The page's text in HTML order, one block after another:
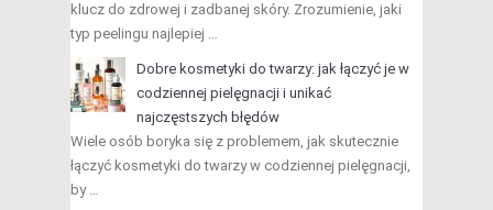
klucz do zdrowej i zadbanej skóry. Zrozumienie, jaki
typ peelingu najlepiej …
Dobre kosmetyki do twarzy: jak łączyć je w
codziennej pielęgnacji i unikać
najczęstszych błędów
Wiele osób boryka się z problemem, jak skutecznie
łączyć kosmetyki do twarzy w codziennej pielęgnacji,
by …